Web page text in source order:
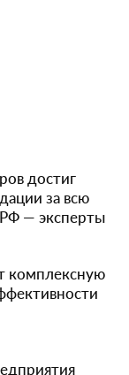
достиг
за всю
— эксперты
комплексную